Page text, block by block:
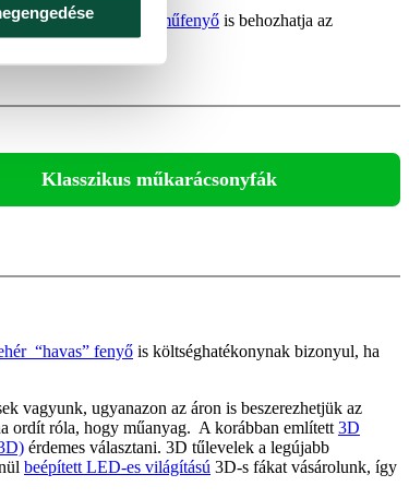
Akár egykisméretű műfenyő is behozhatja az
Klasszikus műkarácsonyfák
“havas” fenyő is költséghatékonynak bizonyul, ha
vagyunk, ugyanazon az áron is beszerezhetjük az
ordít róla, hogy műanyag. A korábban említett 3D
érdemes választani. 3D tűlevelek a legújabb
beépített LED-es világítású 3D-s fákat vásárolunk, így